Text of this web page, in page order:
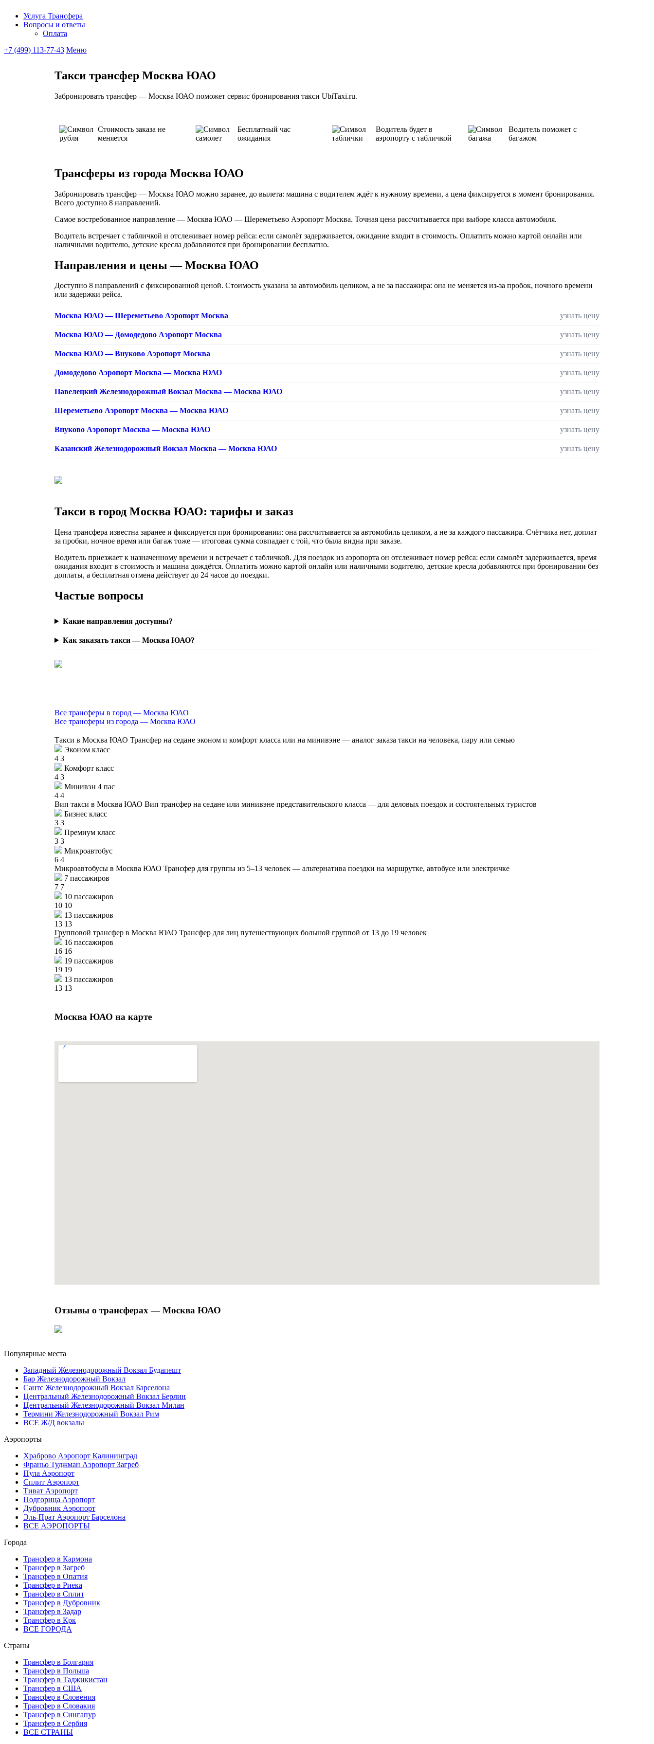
Ubitaxi
Услуга Трансфера
Вопросы и ответы
Оплата
+7 (499) 113-77-43 Меню
Такси трансфер Москва ЮАО
Забронировать трансфер — Москва ЮАО поможет сервис бронирования такси UbiTaxi.ru.
Стоимость заказа не
меняется
Бесплатный час
ожидания
Водитель будет в
аэропорту с табличкой
Водитель поможет с
багажом
Трансферы из города Москва ЮАО
Забронировать трансфер — Москва ЮАО можно заранее, до вылета: машина с водителем ждёт к нужному времени, а цена фиксируется в момент бронирования.
Всего доступно 8 направлений.
Самое востребованное направление — Москва ЮАО — Шереметьево Аэропорт Москва. Точная цена рассчитывается при выборе класса автомобиля.
Водитель встречает с табличкой и отслеживает номер рейса: если самолёт задерживается, ожидание входит в стоимость. Оплатить можно картой онлайн или
наличными водителю, детские кресла добавляются при бронировании бесплатно.
Направления и цены — Москва ЮАО
Доступно 8 направлений с фиксированной ценой. Стоимость указана за автомобиль целиком, а не за пассажира: она не меняется из-за пробок, ночного времени
или задержки рейса.
Москва ЮАО — Шереметьево Аэропорт Москва узнать цену
Москва ЮАО — Домодедово Аэропорт Москва узнать цену
Москва ЮАО — Внуково Аэропорт Москва узнать цену
Домодедово Аэропорт Москва — Москва ЮАО узнать цену
Павелецкий Железнодорожный Вокзал Москва — Москва ЮАО узнать цену
Шереметьево Аэропорт Москва — Москва ЮАО узнать цену
Внуково Аэропорт Москва — Москва ЮАО узнать цену
Казанский Железнодорожный Вокзал Москва — Москва ЮАО узнать цену
Такси в город Москва ЮАО: тарифы и заказ
Цена трансфера известна заранее и фиксируется при бронировании: она рассчитывается за автомобиль целиком, а не за каждого пассажира. Счётчика нет, доплат
за пробки, ночное время или багаж тоже — итоговая сумма совпадает с той, что была видна при заказе.
Водитель приезжает к назначенному времени и встречает с табличкой. Для поездок из аэропорта он отслеживает номер рейса: если самолёт задерживается, время
ожидания входит в стоимость и машина дождётся. Оплатить можно картой онлайн или наличными водителю, детские кресла добавляются при бронировании без
доплаты, а бесплатная отмена действует до 24 часов до поездки.
Частые вопросы
Какие направления доступны?
Как заказать такси — Москва ЮАО?
Все трансферы в город — Москва ЮАО
Все трансферы из города — Москва ЮАО
Такси в Москва ЮАО Трансфер на седане эконом и комфорт класса или на минивэне — аналог заказа такси на человека, пару или семью
Эконом класс
4 3
Комфорт класс
4 3
Минивэн 4 пас
4 4
Вип такси в Москва ЮАО Вип трансфер на седане или минивэне представительского класса — для деловых поездок и состоятельных туристов
Бизнес класс
3 3
Премиум класс
3 3
Микроавтобус
6 4
Микроавтобусы в Москва ЮАО Трансфер для группы из 5–13 человек — альтернатива поездки на маршрутке, автобусе или электричке
7 пассажиров
7 7
10 пассажиров
10 10
13 пассажиров
13 13
Групповой трансфер в Москва ЮАО Трансфер для лиц путешествующих большой группой от 13 до 19 человек
16 пассажиров
16 16
19 пассажиров
19 19
13 пассажиров
13 13
Москва ЮАО на карте
Отзывы о трансферах — Москва ЮАО
Популярные места
Западный Железнодорожный Вокзал Будапешт
Бар Железнодорожный Вокзал
Сантс Железнодорожный Вокзал Барселона
Центральный Железнодорожный Вокзал Берлин
Центральный Железнодорожный Вокзал Милан
Термини Железнодорожный Вокзал Рим
ВСЕ Ж/Д вокзалы
Аэропорты
Храброво Аэропорт Калининград
Франьо Туджман Аэропорт Загреб
Пула Аэропорт
Сплит Аэропорт
Тиват Аэропорт
Подгорица Аэропорт
Дубровник Аэропорт
Эль-Прат Аэропорт Барселона
ВСЕ АЭРОПОРТЫ
Города
Трансфер в Кармона
Трансфер в Загреб
Трансфер в Опатия
Трансфер в Риека
Трансфер в Сплит
Трансфер в Дубровник
Трансфер в Задар
Трансфер в Крк
ВСЕ ГОРОДА
Страны
Трансфер в Болгария
Трансфер в Польша
Трансфер в Таджикистан
Трансфер в США
Трансфер в Словения
Трансфер в Словакия
Трансфер в Сингапур
Трансфер в Сербия
ВСЕ СТРАНЫ